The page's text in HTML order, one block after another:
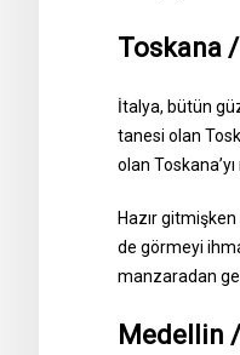
Toskana
İtalya, bütün
tanesi olan
olan
Hazır
de görmeyi
manzaradan
Medellin